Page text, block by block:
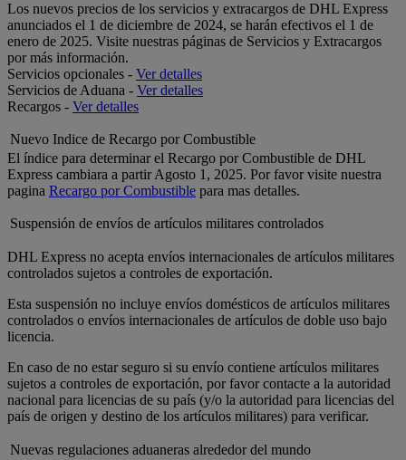
Los nuevos precios de los servicios y extracargos de DHL Express
anunciados el 1 de diciembre de 2024, se harán efectivos el 1 de
enero de 2025. Visite nuestras páginas de Servicios y Extracargos
por más información.
Servicios opcionales - Ver detalles
Servicios de Aduana - Ver detalles
Recargos - Ver detalles
Nuevo Indice de Recargo por Combustible
El índice para determinar el Recargo por Combustible de DHL
Express cambiara a partir Agosto 1, 2025. Por favor visite nuestra
pagina Recargo por Combustible para mas detalles.
Suspensión de envíos de artículos militares controlados
DHL Express no acepta envíos internacionales de artículos militares
controlados sujetos a controles de exportación.
Esta suspensión no incluye envíos domésticos de artículos militares
controlados o envíos internacionales de artículos de doble uso bajo
licencia.
En caso de no estar seguro si su envío contiene artículos militares
sujetos a controles de exportación, por favor contacte a la autoridad
nacional para licencias de su país (y/o la autoridad para licencias del
país de origen y destino de los artículos militares) para verificar.
Nuevas regulaciones aduaneras alrededor del mundo